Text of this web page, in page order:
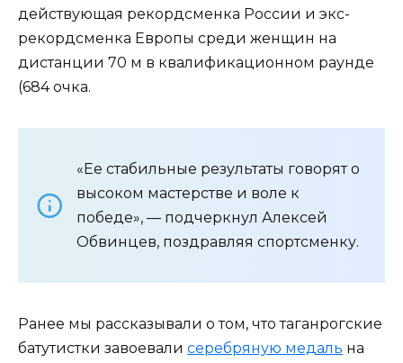
действующая рекордсменка России и экс-
рекордсменка Европы среди женщин на
дистанции 70 м в квалификационном раунде
(684 очка.
«Ее стабильные результаты говорят о
высоком мастерстве и воле к
победе», — подчеркнул Алексей
Обвинцев, поздравляя спортсменку.
Ранее мы рассказывали о том, что таганрогские
батутистки завоевали серебряную медаль на